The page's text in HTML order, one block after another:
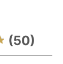
(50)